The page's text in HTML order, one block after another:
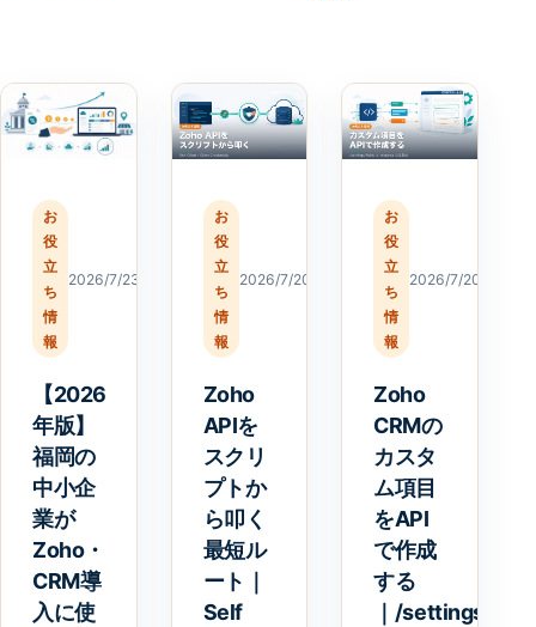
お
役
立
ち
情
報
2026/7/23
【2026
年版】
福岡の
中小企
業が
Zoho・
CRM導
入に使
お
役
立
ち
情
報
2026/7/20
Zoho
APIを
スクリ
プトか
ら叩く
最短ル
ート｜
Self
お
役
立
ち
情
報
2026/7/20
Zoho
CRMの
カスタ
ム項目
をAPI
で作成
する
｜/settings/